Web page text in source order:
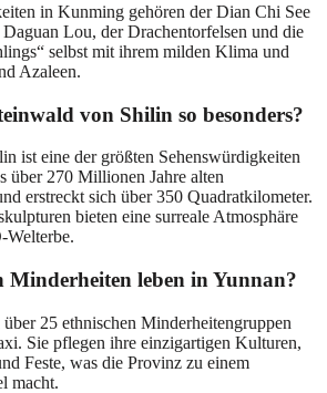
in Kunming gehören der Dian Chi See
Lou, der Drachentorfelsen und die
selbst mit ihrem milden Klima und
Azaleen.
von Shilin so besonders?
ist eine der größten Sehenswürdigkeiten
über 270 Millionen Jahre alten
erstreckt sich über 350 Quadratkilometer.
bieten eine surreale Atmosphäre
Welterbe.
Minderheiten leben in Yunnan?
25 ethnischen Minderheitengruppen
Sie pflegen ihre einzigartigen Kulturen,
Feste, was die Provinz zu einem
macht.